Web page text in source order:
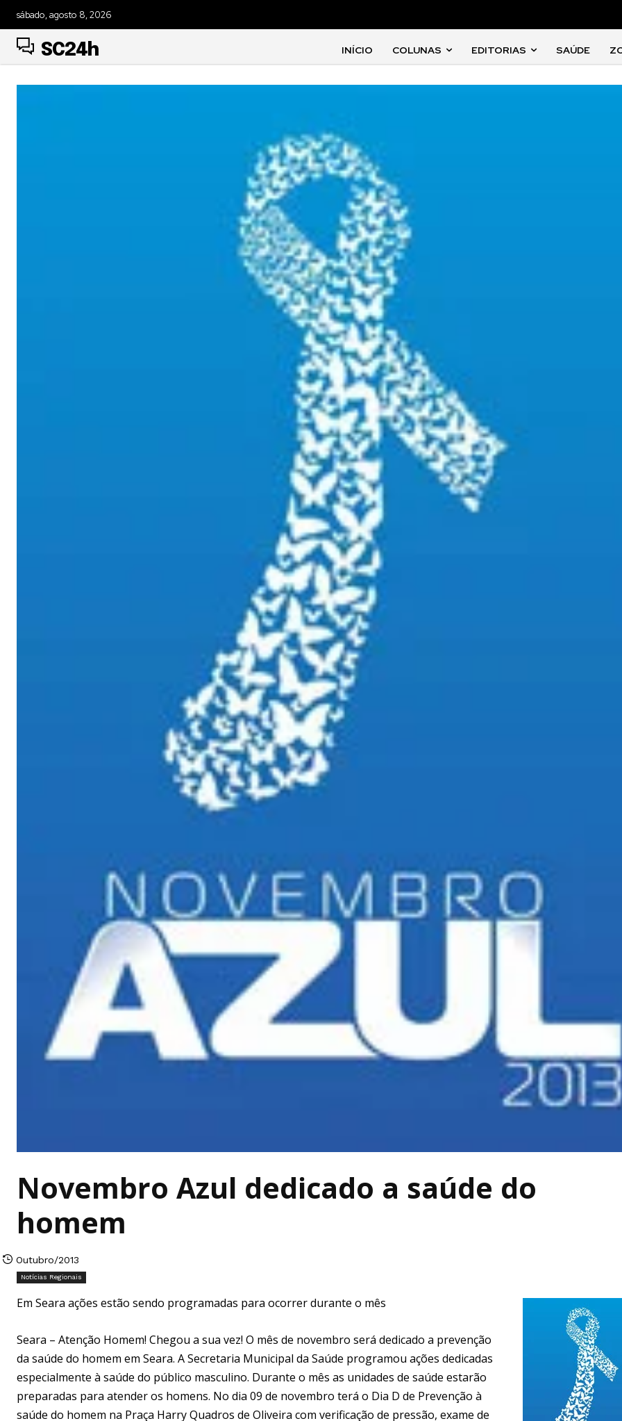
sábado, agosto 8, 2026
SC24h INÍCIO COLUNAS EDITORIAS SAÚDE
Novembro Azul dedicado a saúde do
homem
Outubro/2013
Notícias Regionais
Em Seara ações estão sendo programadas para ocorrer durante o mês
Seara – Atenção Homem! Chegou a sua vez! O mês de novembro será dedicado a prevenção
da saúde do homem em Seara. A Secretaria Municipal da Saúde programou ações dedicadas
especialmente à saúde do público masculino. Durante o mês as unidades de saúde estarão
preparadas para atender os homens. No dia 09 de novembro terá o Dia D de Prevenção à
saúde do homem na Praça Harry Quadros de Oliveira com verificação de pressão, exame de